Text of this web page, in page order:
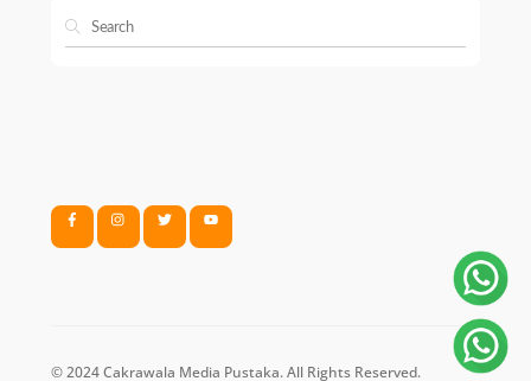
© 2024 Cakrawala Media Pustaka. All Rights Reserved.